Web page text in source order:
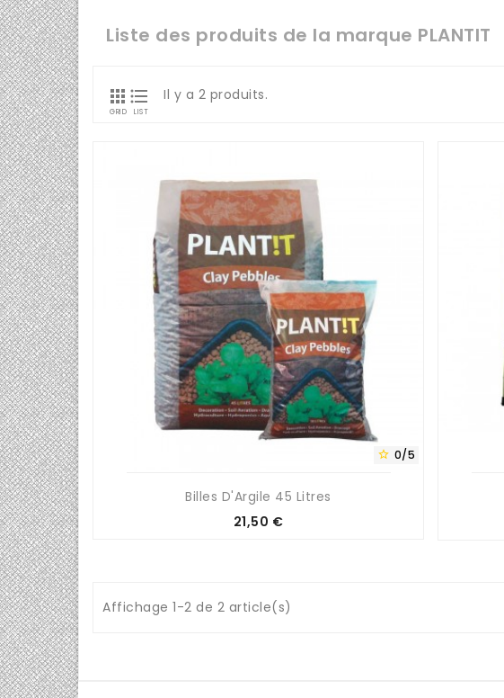
Liste des produits de la marque PLANTIT

GRID

LIST
Il y a 2 produits.
 0/5
Billes D'Argile 45 Litres
Prix
21,50 €
Affichage 1-2 de 2 article(s)